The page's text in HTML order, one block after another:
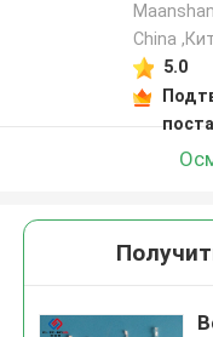
China
5.0